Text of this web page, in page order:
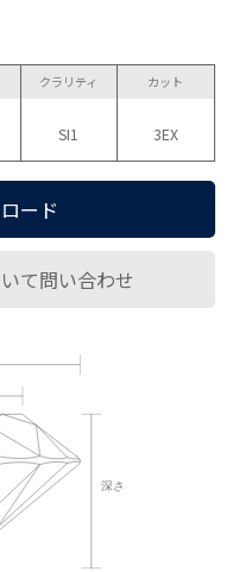
クラリティ
SI1
カット
3EX
ード
て問い合わせ